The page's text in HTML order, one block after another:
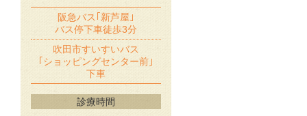
阪急バス｢新芦屋｣
バス停下車徒歩3分
吹田市すいすいバス
｢ショッピングセンター前｣
下車
診療時間